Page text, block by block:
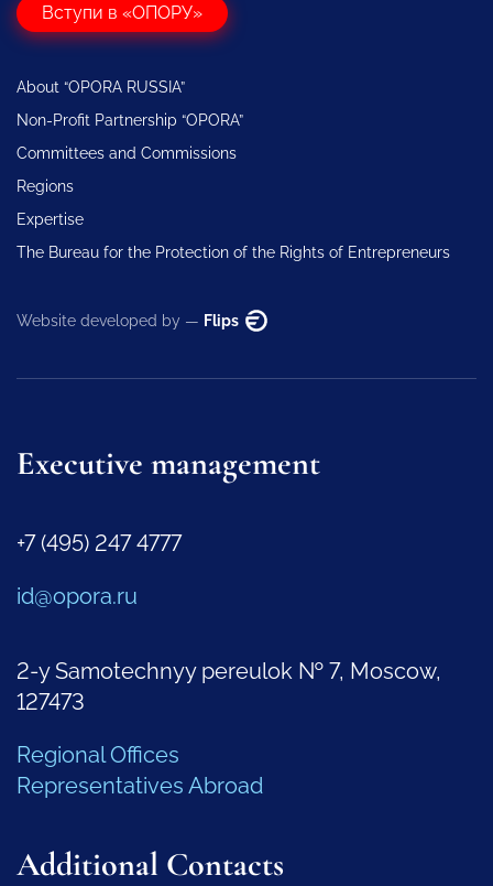
Вступи в «ОПОРУ»
About “OPORA RUSSIA”
Non-Profit Partnership “OPORA”
Committees and Commissions
Regions
Expertise
The Bureau for the Protection of the Rights of Entrepreneurs
Website developed by — Flips
Executive management
+7 (495) 247 4777
id@opora.ru
2-y Samotechnyy pereulok № 7, Moscow,
127473
Regional Offices
Representatives Abroad
Additional Contacts